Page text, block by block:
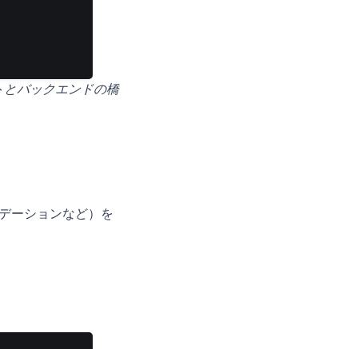
バックエンドの橋
ーションなど）を